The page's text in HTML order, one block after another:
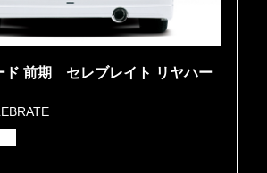
ド 前期 セレブレイト リヤハー